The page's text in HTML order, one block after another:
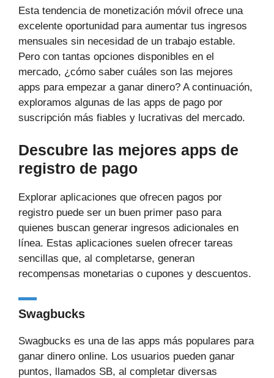
Esta tendencia de monetización móvil ofrece una
excelente oportunidad para aumentar tus ingresos
mensuales sin necesidad de un trabajo estable.
Pero con tantas opciones disponibles en el
mercado, ¿cómo saber cuáles son las mejores
apps para empezar a ganar dinero? A continuación,
exploramos algunas de las apps de pago por
suscripción más fiables y lucrativas del mercado.
Descubre las mejores apps de
registro de pago
Explorar aplicaciones que ofrecen pagos por
registro puede ser un buen primer paso para
quienes buscan generar ingresos adicionales en
línea. Estas aplicaciones suelen ofrecer tareas
sencillas que, al completarse, generan
recompensas monetarias o cupones y descuentos.
Swagbucks
Swagbucks es una de las apps más populares para
ganar dinero online. Los usuarios pueden ganar
puntos, llamados SB, al completar diversas